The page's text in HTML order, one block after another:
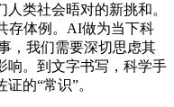
类社会晤对的新挑和。
存体例。AI做为当下科
，我们需要深切思虑其
响。到文字书写，科学手
的“常识”。